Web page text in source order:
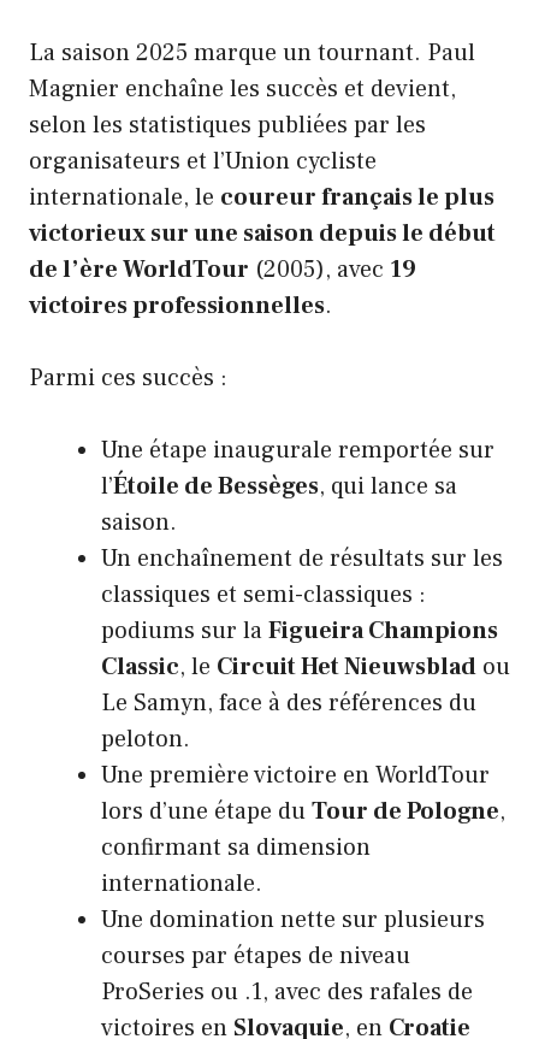
La saison 2025 marque un tournant. Paul
Magnier enchaîne les succès et devient,
selon les statistiques publiées par les
organisateurs et l’Union cycliste
internationale, le coureur français le plus
victorieux sur une saison depuis le début
de l’ère WorldTour (2005), avec 19
victoires professionnelles.
Parmi ces succès :
Une étape inaugurale remportée sur
l’Étoile de Bessèges, qui lance sa
saison.
Un enchaînement de résultats sur les
classiques et semi-classiques :
podiums sur laFigueira Champions
Classic, le Circuit Het Nieuwsblad ou
Le Samyn, face à des références du
peloton.
Une première victoire en WorldTour
lors d’une étape duTour de Pologne,
confirmant sa dimension
internationale.
Une domination nette sur plusieurs
courses par étapes de niveau
ProSeries ou .1, avec des rafales de
victoires en Slovaquie, en Croatie